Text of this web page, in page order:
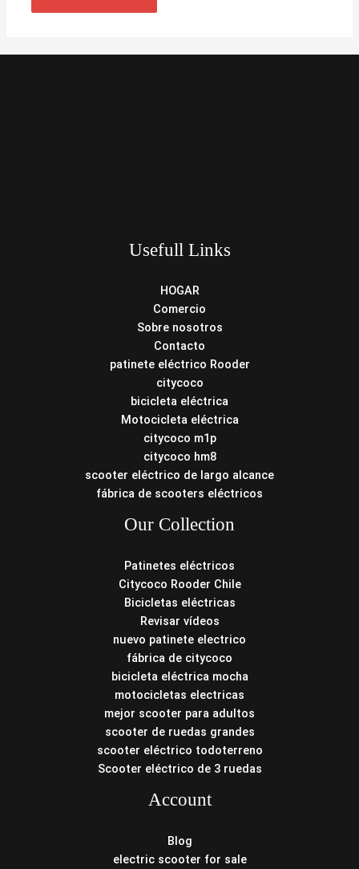
Usefull Links
HOGAR
Comercio
Sobre nosotros
Contacto
patinete eléctrico Rooder
citycoco
bicicleta eléctrica
Motocicleta eléctrica
citycoco m1p
citycoco hm8
scooter eléctrico de largo alcance
fábrica de scooters eléctricos
Our Collection
Patinetes eléctricos
Citycoco Rooder Chile
Bicicletas eléctricas
Revisar vídeos
nuevo patinete electrico
fábrica de citycoco
bicicleta eléctrica mocha
motocicletas electricas
mejor scooter para adultos
scooter de ruedas grandes
scooter eléctrico todoterreno
Scooter eléctrico de 3 ruedas
Account
Blog
electric scooter for sale